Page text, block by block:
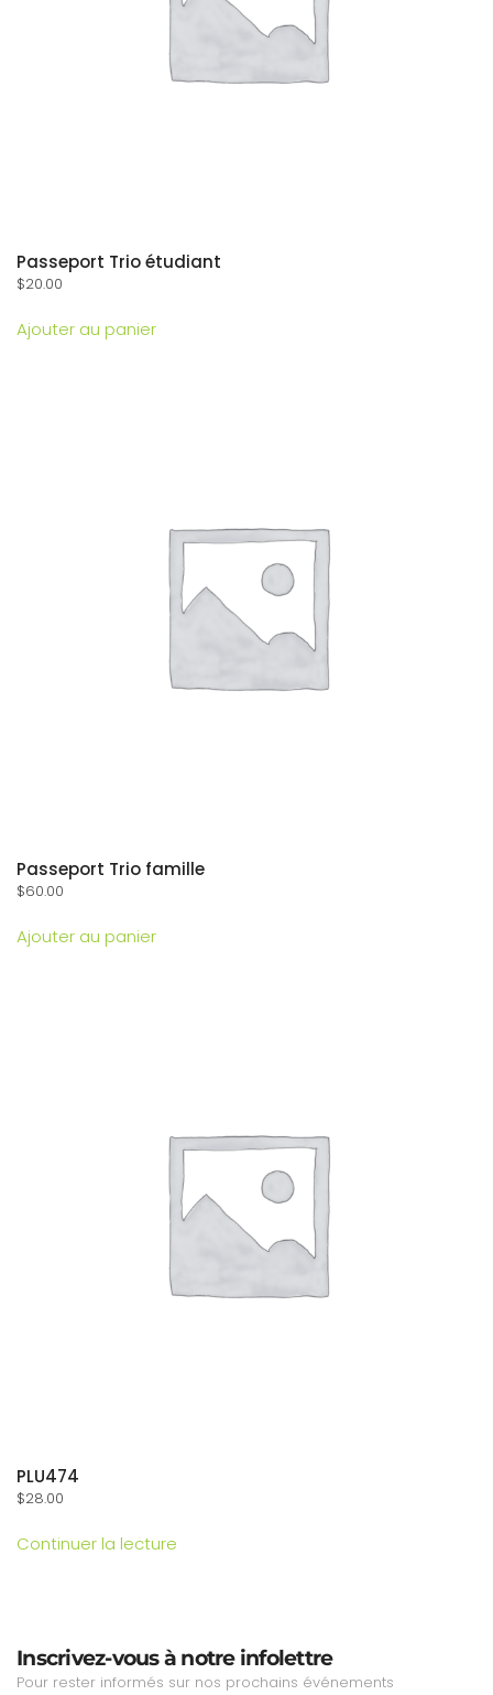
Passeport Trio étudiant
$20.00
Ajouter au panier
Passeport Trio famille
$60.00
Ajouter au panier
PLU474
$28.00
Continuer la lecture
Inscrivez-vous à notre infolettre
Pour rester informés sur nos prochains événements